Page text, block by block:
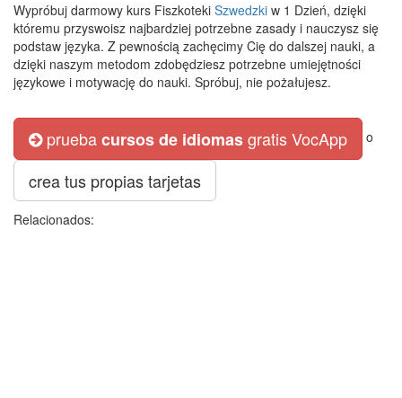
Wypróbuj darmowy kurs Fiszkoteki Szwedzki w 1 Dzień, dzięki
któremu przyswoisz najbardziej potrzebne zasady i nauczysz się
podstaw języka. Z pewnością zachęcimy Cię do dalszej nauki, a
dzięki naszym metodom zdobędziesz potrzebne umiejętności
językowe i motywację do nauki. Spróbuj, nie pożałujesz.
pruebacursos de idiomasgratis VocApp o
crea tus propias tarjetas
Relacionados: